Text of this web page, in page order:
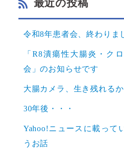
最近の投稿
令和8年患者会、終わりま
「R8潰瘍性大腸炎・ク
会」のお知らせです
大腸カメラ、生き残れるか
30年後・・・
Yahoo!ニュースに載って
うお話